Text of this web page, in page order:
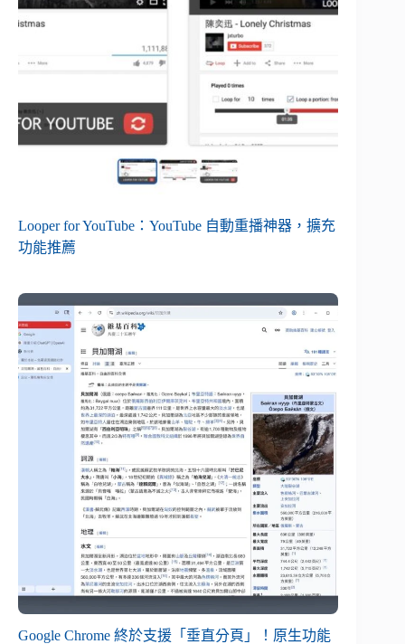
Looper for YouTube：YouTube 自動重播神器，擴充
功能推薦
Google Chrome 終於支援「垂直分頁」！原生功能